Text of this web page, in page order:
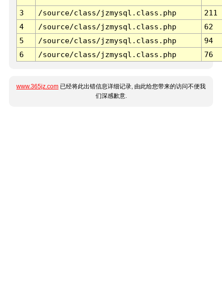
3 /source/class/jzmysql.class.php
211
4
/source/class/jzmysql.class.php
62
5
/source/class/jzmysql.class.php
94
6
/source/class/jzmysql.class.php 76
www.365jz.com 已经将此出错信息详细记录, 由此给您带来的访问不便我
们深感歉意.